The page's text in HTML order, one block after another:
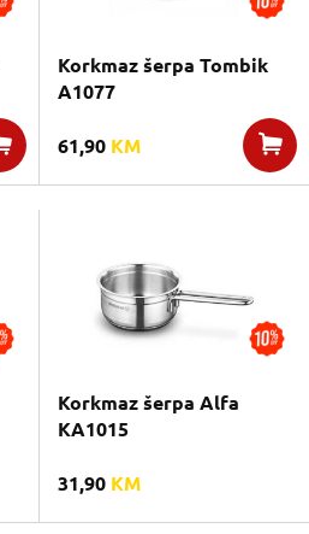
Korkmaz šerpa Tombik
A1077
61,90 KM
Korkmaz šerpa Alfa
KA1015
31,90 KM